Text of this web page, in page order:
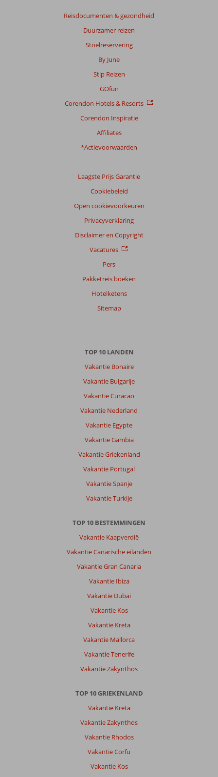
Reisdocumenten & gezondheid
Duurzamer reizen
Stoelreservering
By June
Stip Reizen
GOfun
Corendon Hotels & Resorts
Corendon Inspiratie
Affiliates
*Actievoorwaarden
Laagste Prijs Garantie
Cookiebeleid
Open cookievoorkeuren
Privacyverklaring
Disclaimer en Copyright
Vacatures
Pers
Pakketreis boeken
Hotelketens
Sitemap
TOP 10 LANDEN
Vakantie Bonaire
Vakantie Bulgarije
Vakantie Curacao
Vakantie Nederland
Vakantie Egypte
Vakantie Gambia
Vakantie Griekenland
Vakantie Portugal
Vakantie Spanje
Vakantie Turkije
TOP 10 BESTEMMINGEN
Vakantie Kaapverdië
Vakantie Canarische eilanden
Vakantie Gran Canaria
Vakantie Ibiza
Vakantie Dubai
Vakantie Kos
Vakantie Kreta
Vakantie Mallorca
Vakantie Tenerife
Vakantie Zakynthos
TOP 10 GRIEKENLAND
Vakantie Kreta
Vakantie Zakynthos
Vakantie Rhodos
Vakantie Corfu
Vakantie Kos